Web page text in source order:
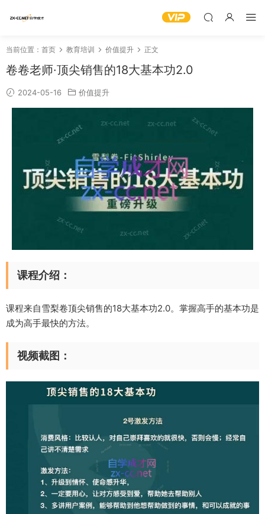
当前位置： 首页 教育培训 价值提升 正文
卷卷老师·顶尖销售的18大基本功2.0
2024-05-16 价值提升
课程介绍：
课程来自雪梨卷顶尖销售的18大基本功2.0。掌握高手的基本功是
成为高手最快的方法。
视频截图：